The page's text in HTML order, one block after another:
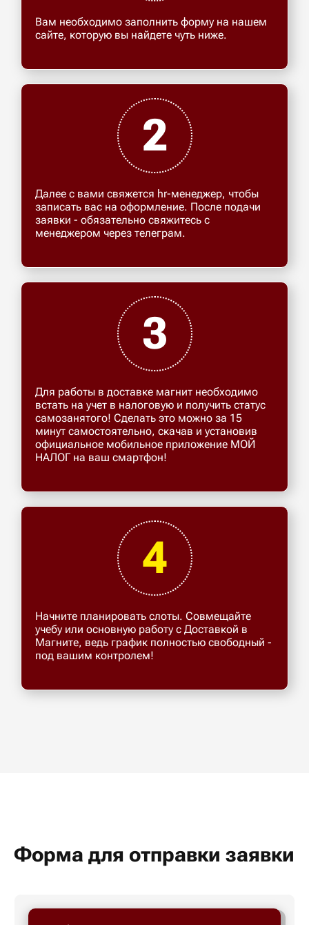
Вам необходимо заполнить форму на нашем
сайте, которую вы найдете чуть ниже.
2
Далее с вами свяжется hr-менеджер, чтобы
записать вас на оформление. После подачи
заявки - обязательно свяжитесь с
менеджером через телеграм.
3
Для работы в доставке магнит необходимо
встать на учет в налоговую и получить статус
самозанятого! Сделать это можно за 15
минут самостоятельно, скачав и установив
официальное мобильное приложение МОЙ
НАЛОГ на ваш смартфон!
4
Начните планировать слоты. Совмещайте
учебу или основную работу с Доставкой в
Магните, ведь график полностью свободный -
под вашим контролем!
Форма для отправки заявки